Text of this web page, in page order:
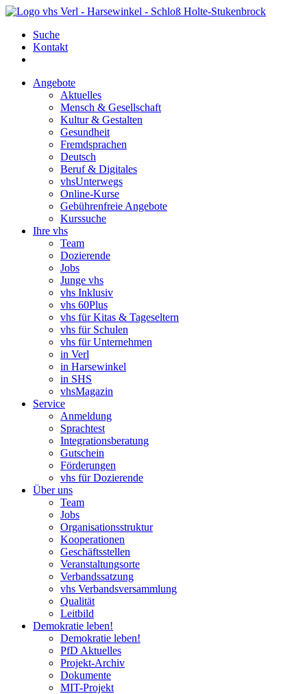
Suche
Kontakt
Angebote
Aktuelles
Mensch & Gesellschaft
Kultur & Gestalten
Gesundheit
Fremdsprachen
Deutsch
Beruf & Digitales
vhsUnterwegs
Online-Kurse
Gebührenfreie Angebote
Kurssuche
Ihre vhs
Team
Dozierende
Jobs
Junge vhs
vhs Inklusiv
vhs 60Plus
vhs für Kitas & Tageseltern
vhs für Schulen
vhs für Unternehmen
in Verl
in Harsewinkel
in SHS
vhsMagazin
Service
Anmeldung
Sprachtest
Integrationsberatung
Gutschein
Förderungen
vhs für Dozierende
Über uns
Team
Jobs
Organisationsstruktur
Kooperationen
Geschäftsstellen
Veranstaltungsorte
Verbandssatzung
vhs Verbandsversammlung
Qualität
Leitbild
Demokratie leben!
Demokratie leben!
PfD Aktuelles
Projekt-Archiv
Dokumente
MIT-Projekt